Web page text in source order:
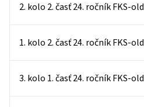
2. kolo 2. časť 24. ročník FKS-old
1. kolo 2. časť 24. ročník FKS-old
3. kolo 1. časť 24. ročník FKS-old